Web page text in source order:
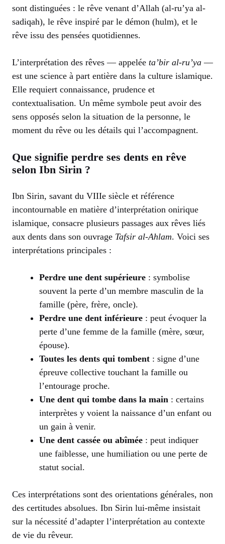
sont distinguées : le rêve venant d’Allah (al-ru’ya al-
sadiqah), le rêve inspiré par le démon (hulm), et le
rêve issu des pensées quotidiennes.
L’interprétation des rêves — appelée ta’bir al-ru’ya —
est une science à part entière dans la culture islamique.
Elle requiert connaissance, prudence et
contextualisation. Un même symbole peut avoir des
sens opposés selon la situation de la personne, le
moment du rêve ou les détails qui l’accompagnent.
Que signifie perdre ses dents en rêve
selon Ibn Sirin ?
Ibn Sirin, savant du VIIIe siècle et référence
incontournable en matière d’interprétation onirique
islamique, consacre plusieurs passages aux rêves liés
aux dents dans son ouvrage Tafsir al-Ahlam. Voici ses
interprétations principales :
Perdre une dent supérieure : symbolise
souvent la perte d’un membre masculin de la
famille (père, frère, oncle).
Perdre une dent inférieure : peut évoquer la
perte d’une femme de la famille (mère, sœur,
épouse).
Toutes les dents qui tombent : signe d’une
épreuve collective touchant la famille ou
l’entourage proche.
Une dent qui tombe dans la main : certains
interprètes y voient la naissance d’un enfant ou
un gain à venir.
Une dent cassée ou abîmée : peut indiquer
une faiblesse, une humiliation ou une perte de
statut social.
Ces interprétations sont des orientations générales, non
des certitudes absolues. Ibn Sirin lui-même insistait
sur la nécessité d’adapter l’interprétation au contexte
de vie du rêveur.